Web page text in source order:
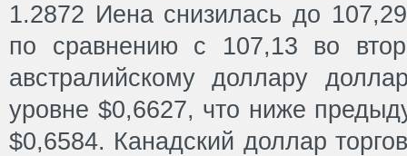
1.2872 Иена снизилась до
по сравнению с 107,13 во
австралийскому доллару
уровне $0,6627, что ниже
$0,6584. Канадский доллар